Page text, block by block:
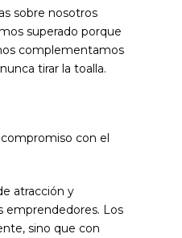
sobre nosotros
superado porque
complementamos
tirar la toalla.
con el
atracción y
emprendedores. Los
sino que con